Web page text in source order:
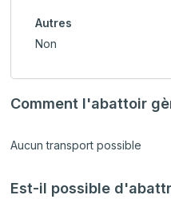
Autres
Non
Comment l'abattoir
Aucun transport possible
Est-il possible